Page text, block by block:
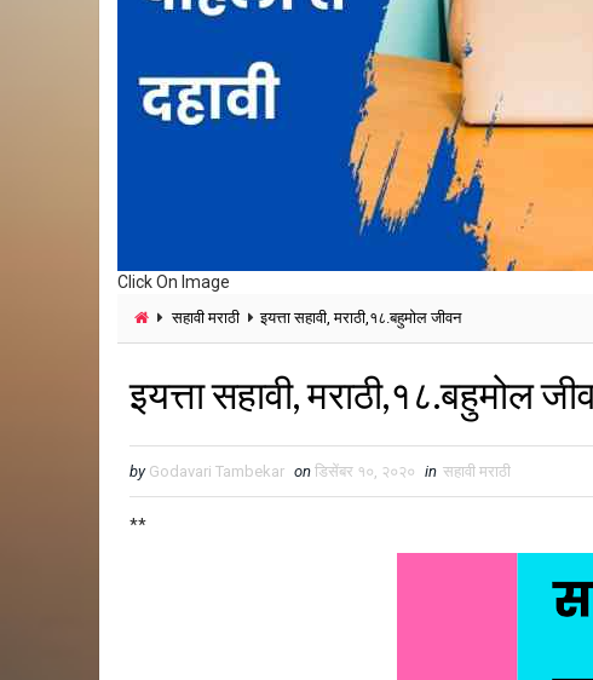
Click On Image
सहावी मराठी इयत्ता सहावी, मराठी,१८.बहुमोल जीवन
इयत्ता सहावी, मराठी,१८.बहुमोल
by Godavari Tambekar on डिसेंबर १०, २०२० in सहावी मराठी
**